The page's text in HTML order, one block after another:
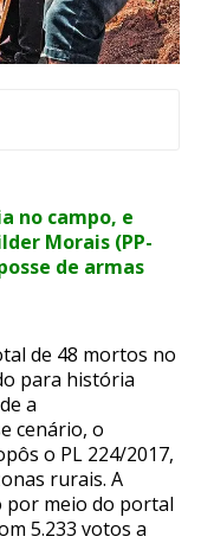
no campo, e
Morais (PP-
de armas
de 48 mortos no
para história
a
cenário, o
o PL 224/2017,
rurais. A
por meio do portal
5.233 votos a